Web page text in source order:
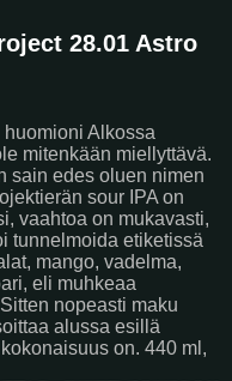
28.01 Astro
Alkossa
mitenkään miellyttävä.
sain edes oluen nimen
sour IPA on
vaahtoa on mukavasti,
tunnelmoida etiketissä
mango, vadelma,
eli muhkeaa
nopeasti maku
alussa esillä
on. 440 ml,